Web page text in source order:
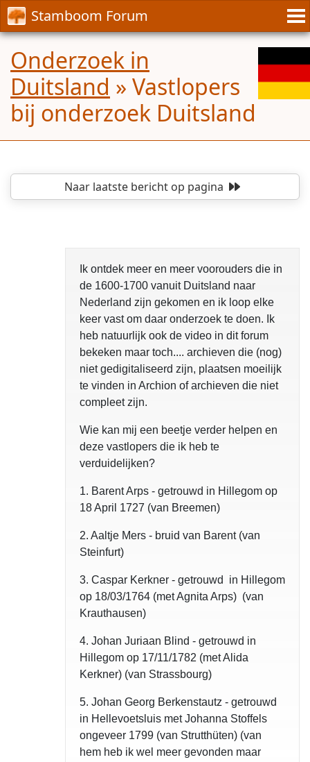
Stamboom Forum
Onderzoek in
Duitsland » Vastlopers
bij onderzoek Duitsland
Naar laatste berichtop pagina
Ik ontdek meer en meer voorouders die in
de 1600-1700 vanuit Duitsland naar
Nederland zijn gekomen en ik loop elke
keer vast om daar onderzoek te doen. Ik
heb natuurlijk ook de video in dit forum
bekeken maar toch.... archieven die (nog)
niet gedigitaliseerd zijn, plaatsen moeilijk
te vinden in Archion of archieven die niet
compleet zijn.
Wie kan mij een beetje verder helpen en
deze vastlopers die ik heb te
verduidelijken?
1. Barent Arps - getrouwd in Hillegom op
18 April 1727 (van Breemen)
2. Aaltje Mers - bruid van Barent (van
Steinfurt)
3. Caspar Kerkner - getrouwd in Hillegom
op 18/03/1764 (met Agnita Arps) (van
Krauthausen)
4. Johan Juriaan Blind - getrouwd in
Hillegom op 17/11/1782 (met Alida
Kerkner) (van Strassbourg)
5. Johan Georg Berkenstautz - getrouwd
in Hellevoetsluis met Johanna Stoffels
ongeveer 1799 (van Strutthüten) (van
hem heb ik wel meer gevonden maar